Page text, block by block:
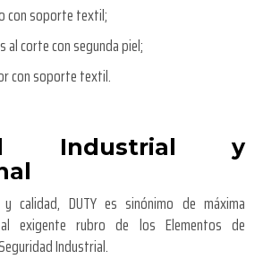
con soporte textil;
al corte con segunda piel;
con soporte textil.
Industrial y
calidad, DUTY es sinónimo de máxima
al exigente rubro de los Elementos de
Industrial.